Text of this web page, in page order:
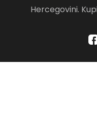
Hercegovini.